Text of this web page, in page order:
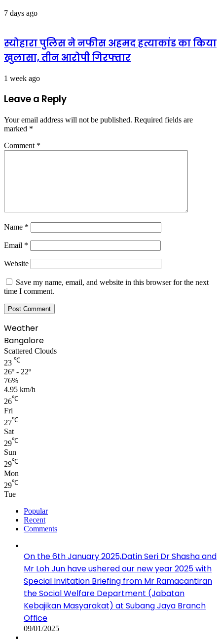
7 days ago
स्योहारा पुलिस ने नफीस अहमद हत्याकांड का किया
खुलासा, तीन आरोपी गिरफ्तार
1 week ago
Leave a Reply
Your email address will not be published. Required fields are
marked *
Comment *
Name *
Email *
Website
Save my name, email, and website in this browser for the next
time I comment.
Weather
Bangalore
Scattered Clouds
23 ℃
26º - 22º
76%
4.95 km/h
26℃
Fri
27℃
Sat
29℃
Sun
29℃
Mon
29℃
Tue
Popular
Recent
Comments
On the 6th January 2025,Datin Seri Dr Shasha and
Mr Loh Jun have ushered our new year 2025 with
Special Invitation Briefing from Mr Ramacantiran
the Social Welfare Department (Jabatan
Kebajikan Masyarakat) at Subang Jaya Branch
Office
09/01/2025